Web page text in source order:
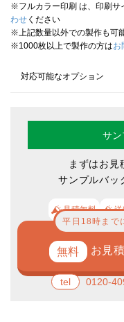
※フルカラー印刷 は、印刷サ
わせ ください
※上記数量以外での製作も可
※1000枚以上で製作の方はお
対応可能なオプション
サン
まずはお見
サンプルバッ
見積無料
お見
平日18時まで
0120-